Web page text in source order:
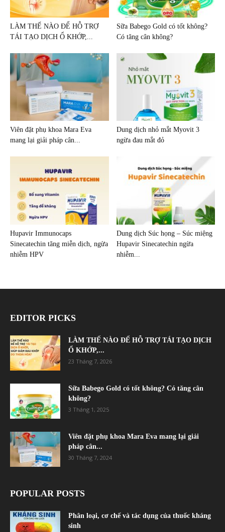
LÀM THẾ NÀO ĐỂ HỖ TRỢ
TÁI TẠO DỊCH Ổ KHỚP,...
Sữa Babego Gold có tốt không?
Có tăng cân không?
Viên đặt phụ khoa Mara Eva
mang lại giải pháp cân...
Dung dịch nhỏ mắt Myovit 3
ngừa đau mắt đỏ
Hupavir Immunocaps
Sinecatechin tăng miễn dịch, ngừa
nhiễm HPV
Dung dịch Súc họng – Súc miệng
Hupavir Sinecatechin ngừa
nhiễm...
EDITOR PICKS
LÀM THẾ NÀO ĐỂ HỖ TRỢ TÁI TẠO DỊCH
Ổ KHỚP,...
23 Tháng 7, 2026
Sữa Babego Gold có tốt không? Có tăng cân
không?
3 Tháng 1, 2025
Viên đặt phụ khoa Mara Eva mang lại giải
pháp cân...
30 Tháng 7, 2024
POPULAR POSTS
Phân loại, cơ chế và tác dụng của thuốc kháng
sinh